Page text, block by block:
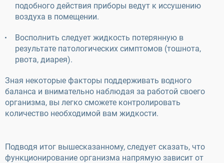
подобного действия приборы ведут к иссушению
воздуха в помещении.
Восполнить следует жидкость потерянную в
результате патологических симптомов (тошнота,
рвота, диарея).
Зная некоторые факторы поддерживать водного
баланса и внимательно наблюдая за работой своего
организма, вы легко сможете контролировать
количество необходимой вам жидкости.
Подводя итог вышесказанному, следует сказать, что
функционирование организма напрямую зависит от